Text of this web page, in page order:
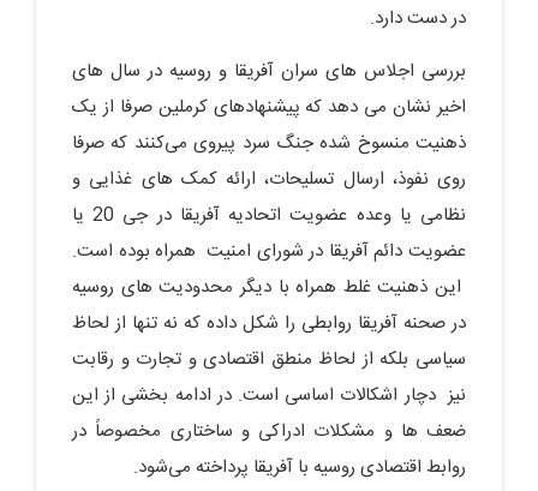
در دست دارد.
بررسی اجلاس های سران آفریقا و روسیه در سال های
اخیر نشان می دهد که پیشنهادهای کرملین صرفا از یک
ذهنیت منسوخ شده جنگ سرد پیروی می‌کنند که صرفا
روی نفوذ، ارسال تسلیحات، ارائه کمک های غذایی و
نظامی یا وعده عضویت اتحادیه آفریقا در جی 20 یا
عضویت دائم آفریقا در شورای امنیت همراه بوده است.
این ذهنیت غلط همراه با دیگر محدودیت های روسیه
در صحنه آفریقا روابطی را شکل داده که نه تنها از لحاظ
سیاسی بلکه از لحاظ منطق اقتصادی و تجارت و رقابت
نیز دچار اشکالات اساسی است. در ادامه بخشی از این
ضعف ها و مشکلات ادراکی و ساختاری مخصوصاً در
روابط اقتصادی روسیه با آفریقا پرداخته می‌شود.